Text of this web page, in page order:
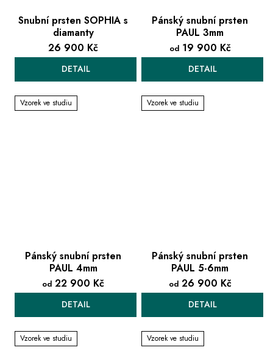
Snubní prsten SOPHIA s
diamanty
26 900 Kč
DETAIL
Pánský snubní prsten
PAUL 3mm
od19 900 Kč
DETAIL
Vzorek ve studiu
Pánský snubní prsten
PAUL 4mm
od 22 900 Kč
DETAIL
Vzorek ve studiu
Pánský snubní prsten
PAUL 5-6mm
od26 900 Kč
DETAIL
Vzorek ve studiu Vzorek ve studiu